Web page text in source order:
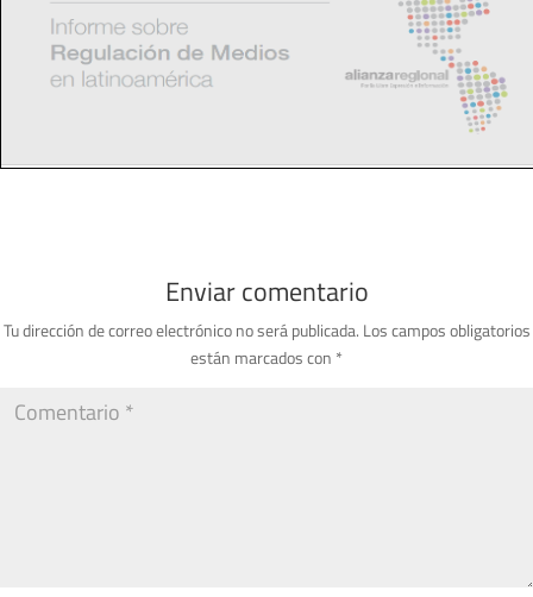
Enviar comentario
Tu dirección de correo electrónico no será publicada. Los campos obligatorios
están marcados con *